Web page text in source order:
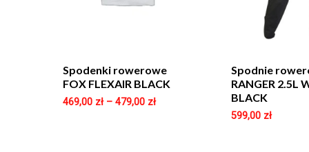
Spodenki rowerowe
FOX FLEXAIR BLACK
469,00 zł–479,00 zł
Spodnie
RANGER 2.5L
BLACK
599,00 zł